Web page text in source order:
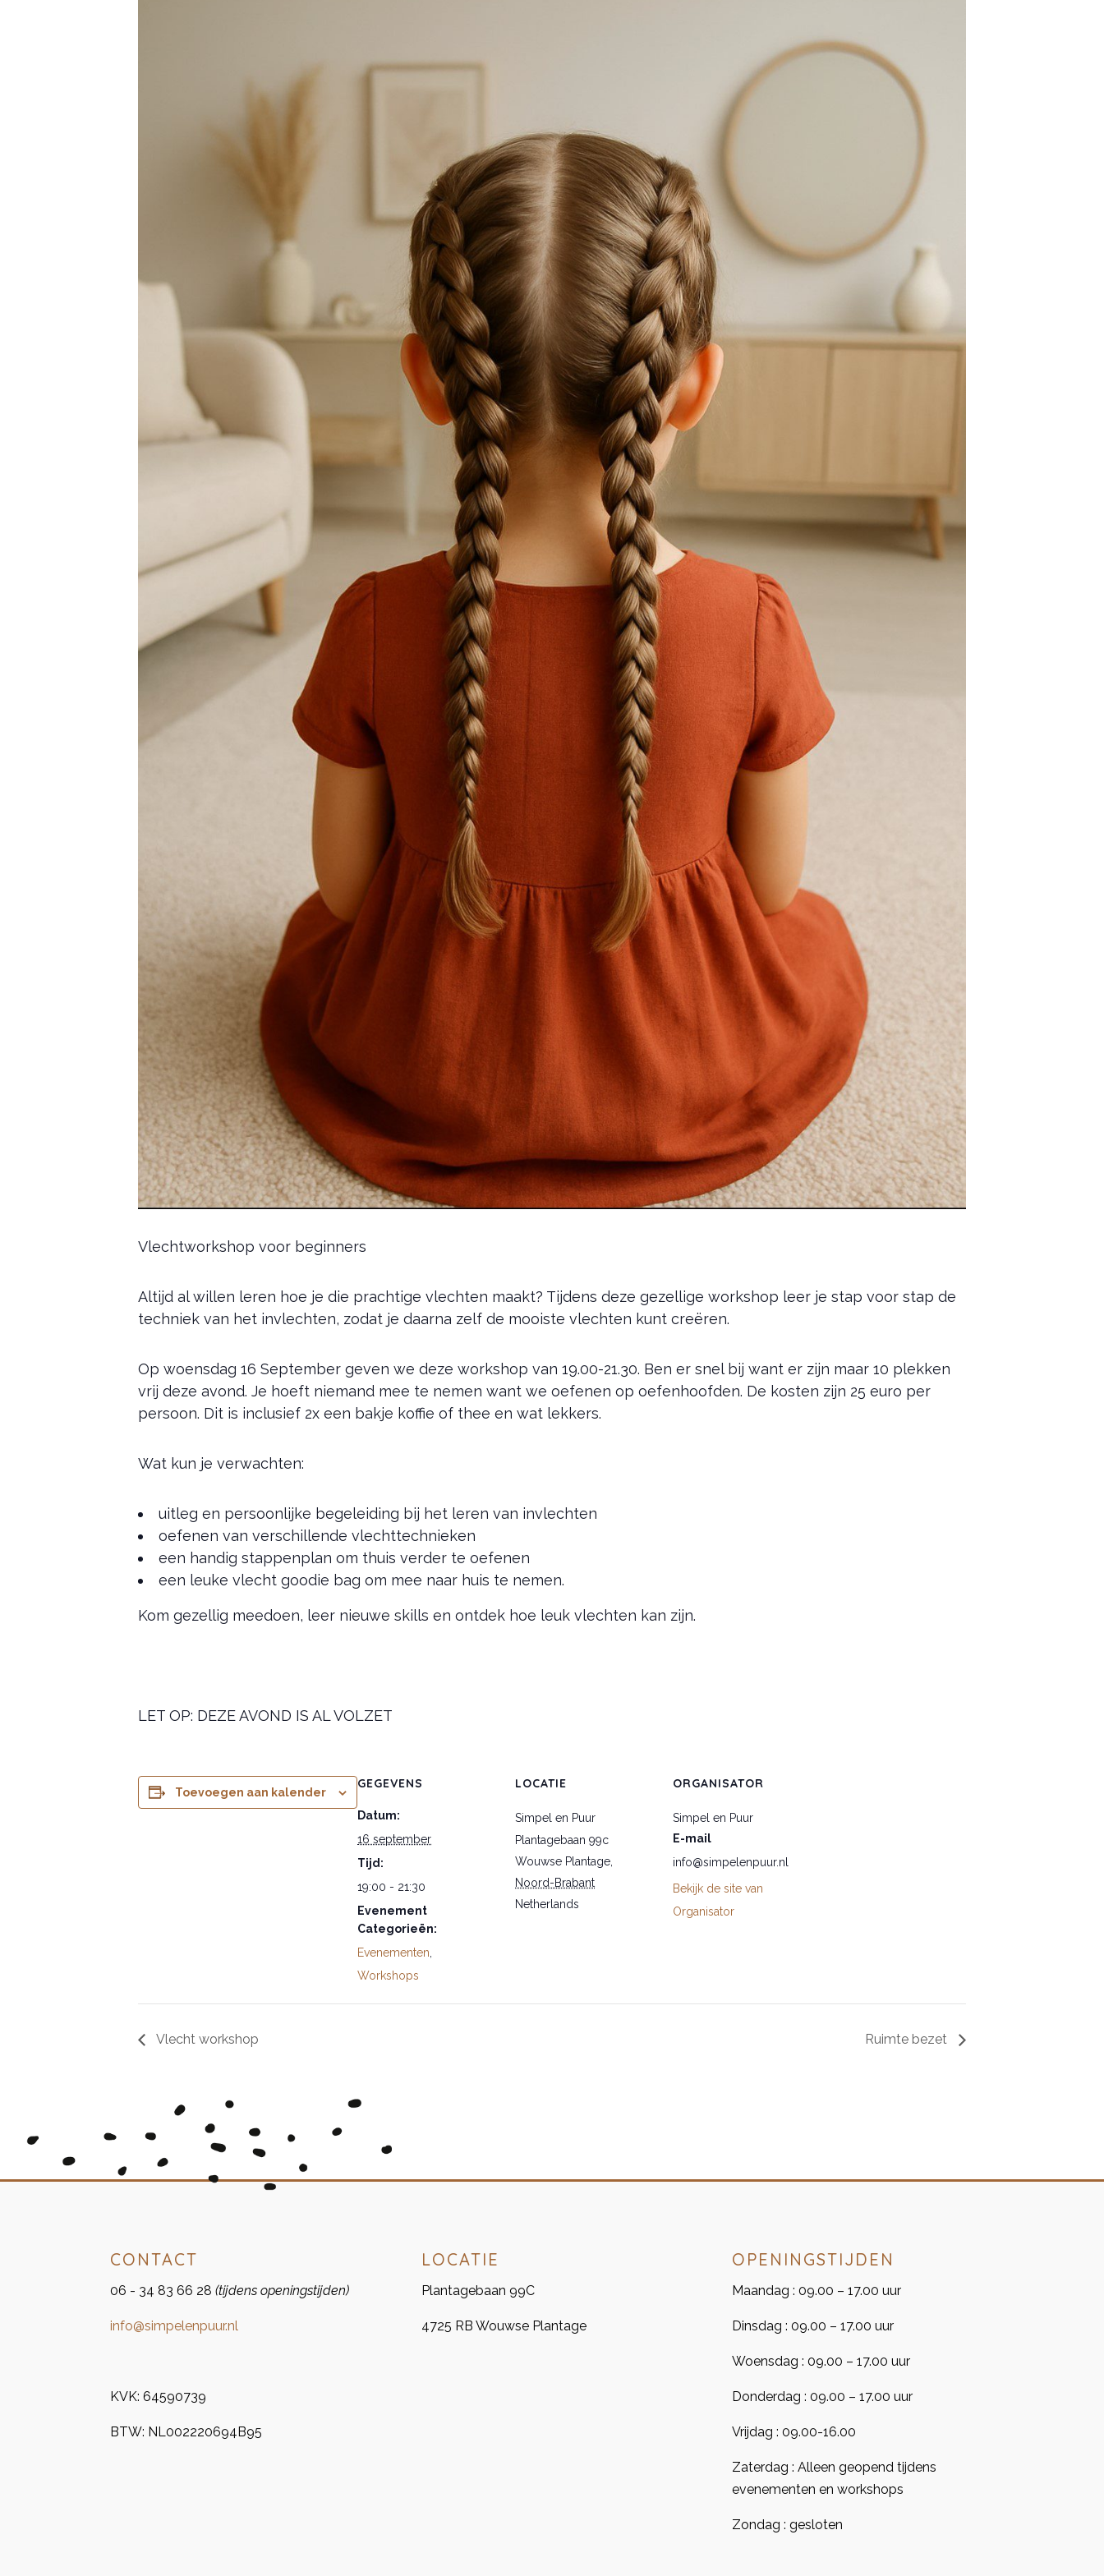
Vlechtworkshop voor beginners
Altijd al willen leren hoe je die prachtige vlechten maakt? Tijdens deze gezellige workshop leer je stap voor stap de
techniek van het invlechten, zodat je daarna zelf de mooiste vlechten kunt creëren.
Op woensdag 16 September geven we deze workshop van 19.00-21.30. Ben er snel bij want er zijn maar 10 plekken
vrij deze avond. Je hoeft niemand mee te nemen want we oefenen op oefenhoofden. De kosten zijn 25 euro per
persoon. Dit is inclusief 2x een bakje koffie of thee en wat lekkers.
Wat kun je verwachten:
uitleg en persoonlijke begeleiding bij het leren van invlechten
oefenen van verschillende vlechttechnieken
een handig stappenplan om thuis verder te oefenen
een leuke vlecht goodie bag om mee naar huis te nemen.
Kom gezellig meedoen, leer nieuwe skills en ontdek hoe leuk vlechten kan zijn.
LET OP: DEZE AVOND IS AL VOLZET
Toevoegen aan kalender
GEGEVENS
Datum:
16 september
Tijd:
19:00 - 21:30
Evenement
Categorieën:
Evenementen
Workshops
LOCATIE
Simpel en Puur
Plantagebaan 99c
Wouwse Plantage
Noord-Brabant
Netherlands
ORGANISATOR
Simpel en Puur
E-mail
info@simpelenpuur.nl
Bekijk de site van
Organisator
Vlecht workshop Ruimte bezet
CONTACT
06 - 34 83 66 28(tijdens openingstijden)
info@simpelenpuur.nl
KVK:64590739
BTW: NL002220694B95
LOCATIE
Plantagebaan 99C
4725 RB Wouwse Plantage
OPENINGSTIJDEN
Maandag : 09.00 – 17.00 uur
Dinsdag : 09.00 – 17.00 uur
Woensdag : 09.00 – 17.00 uur
Donderdag : 09.00 – 17.00 uur
Vrijdag : 09.00-16.00
Zaterdag : Alleen geopend tijdens
evenementen en workshops
Zondag : gesloten